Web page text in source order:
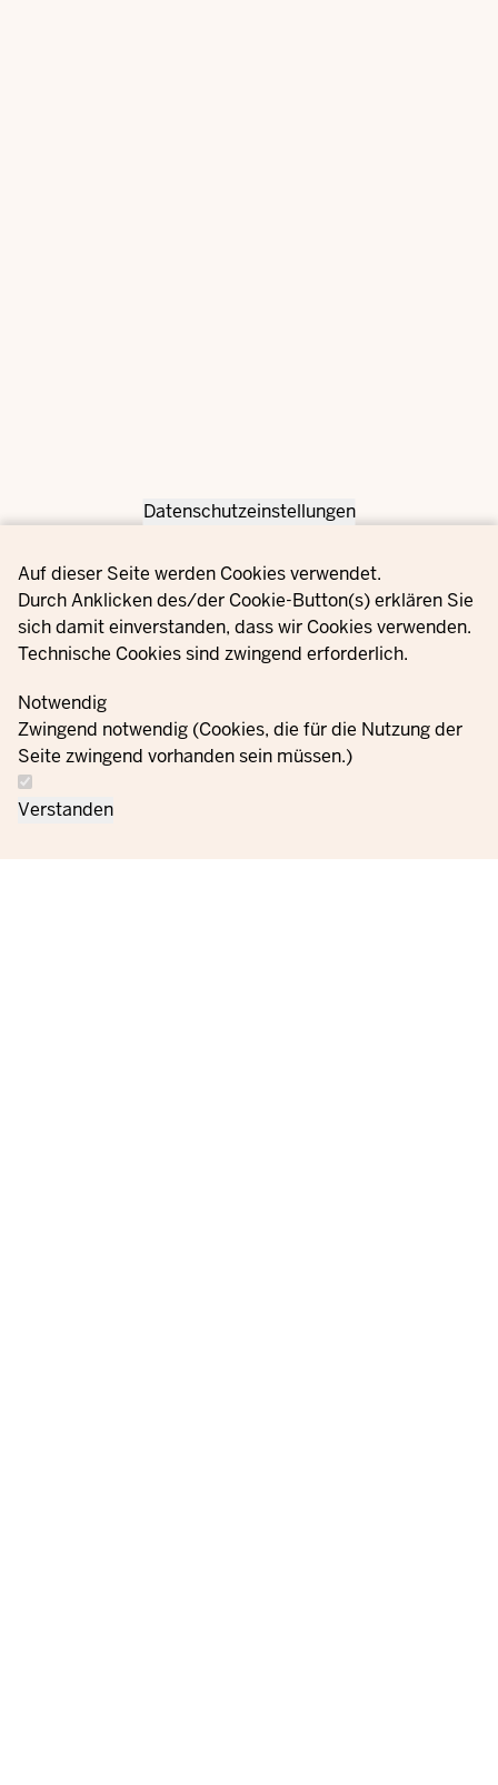
Privacy settings
Datenschutzeinstellungen
Auf dieser Seite werden Cookies verwendet.
Durch Anklicken des/der Cookie-Button(s) erklären Sie
sich damit einverstanden, dass wir Cookies verwenden.
Technische Cookies sind zwingend erforderlich.
Notwendig
Zwingend notwendig (Cookies, die für die Nutzung der
Seite zwingend vorhanden sein müssen.)
Verstanden